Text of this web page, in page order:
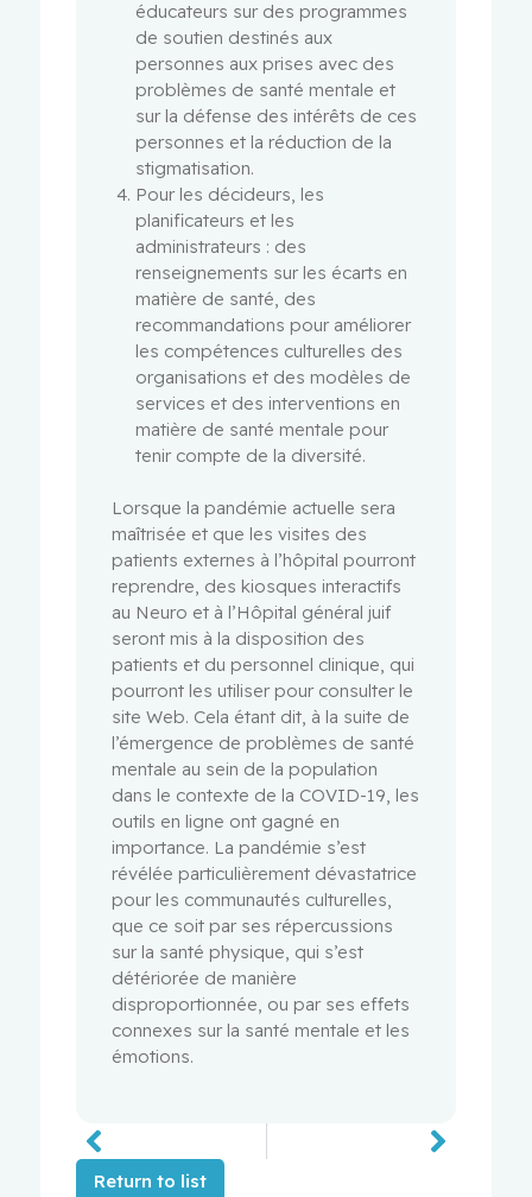
éducateurs sur des programmes
de soutien destinés aux
personnes aux prises avec des
problèmes de santé mentale et
sur la défense des intérêts de ces
personnes et la réduction de la
stigmatisation.
Pour les décideurs, les
planificateurs et les
administrateurs : des
renseignements sur les écarts en
matière de santé, des
recommandations pour améliorer
les compétences culturelles des
organisations et des modèles de
services et des interventions en
matière de santé mentale pour
tenir compte de la diversité.
Lorsque la pandémie actuelle sera
maîtrisée et que les visites des
patients externes à l’hôpital pourront
reprendre, des kiosques interactifs
au Neuro et à l’Hôpital général juif
seront mis à la disposition des
patients et du personnel clinique, qui
pourront les utiliser pour consulter le
site Web. Cela étant dit, à la suite de
l’émergence de problèmes de santé
mentale au sein de la population
dans le contexte de la COVID-19, les
outils en ligne ont gagné en
importance. La pandémie s’est
révélée particulièrement dévastatrice
pour les communautés culturelles,
que ce soit par ses répercussions
sur la santé physique, qui s’est
détériorée de manière
disproportionnée, ou par ses effets
connexes sur la santé mentale et les
émotions.
Return to list